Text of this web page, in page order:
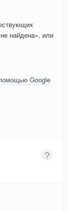
найдена», или
Google